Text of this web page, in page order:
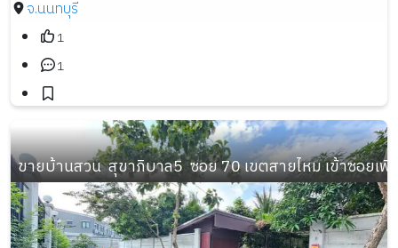
จ.นนทบุรี
1
1
ขายบ้านสวน  สุขาภิบาล5  ซอย 70 เขตสายไหม เข้าซอยเพี